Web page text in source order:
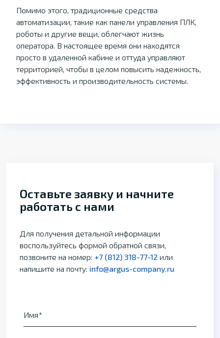
Помимо этого, традиционные средства
автоматизации, такие как панели управления ПЛК,
роботы и другие вещи, облегчают жизнь
оператора. В настоящее время они находятся
просто в удаленной кабине и оттуда управляют
территорией, чтобы в целом повысить надежность,
эффективность и производительность системы.
Оставьте заявку и начните
работать с нами
Для получения детальной информации
воспользуйтесь формой обратной связи,
позвоните на номер: +7 (812) 318-77-12 или
напишите на почту: info@argus-company.ru
Имя